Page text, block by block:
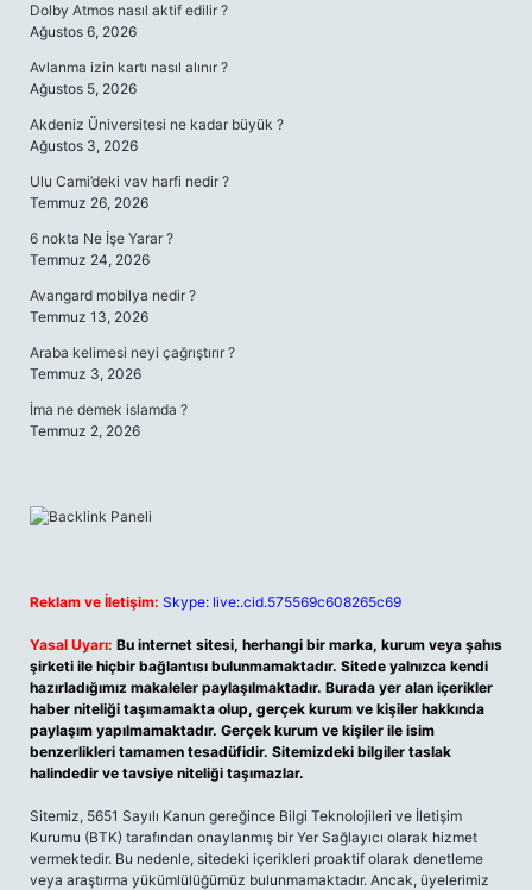
Dolby Atmos nasıl aktif edilir ?
Ağustos 6, 2026
Avlanma izin kartı nasıl alınır ?
Ağustos 5, 2026
Akdeniz Üniversitesi ne kadar büyük ?
Ağustos 3, 2026
Ulu Cami’deki vav harfi nedir ?
Temmuz 26, 2026
6 nokta Ne İşe Yarar ?
Temmuz 24, 2026
Avangard mobilya nedir ?
Temmuz 13, 2026
Araba kelimesi neyi çağrıştırır ?
Temmuz 3, 2026
İma ne demek islamda ?
Temmuz 2, 2026
Reklam ve İletişim: Skype: live:.cid.575569c608265c69
Yasal Uyarı: Bu internet sitesi, herhangi bir marka, kurum veya şahıs
şirketi ile hiçbir bağlantısı bulunmamaktadır. Sitede yalnızca kendi
hazırladığımız makaleler paylaşılmaktadır. Burada yer alan içerikler
haber niteliği taşımamakta olup, gerçek kurum ve kişiler hakkında
paylaşım yapılmamaktadır. Gerçek kurum ve kişiler ile isim
benzerlikleri tamamen tesadüfidir. Sitemizdeki bilgiler taslak
halindedir ve tavsiye niteliği taşımazlar.
Sitemiz, 5651 Sayılı Kanun gereğince Bilgi Teknolojileri ve İletişim
Kurumu (BTK) tarafından onaylanmış bir Yer Sağlayıcı olarak hizmet
vermektedir. Bu nedenle, sitedeki içerikleri proaktif olarak denetleme
veya araştırma yükümlülüğümüz bulunmamaktadır. Ancak, üyelerimiz